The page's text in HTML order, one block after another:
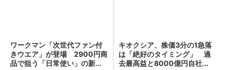
ワークマン「次世代ファン付
きウエア」が登場 2900円商
品で狙う「日常使い」の新...
キオクシア、株価3分の1急落
は「絶好のタイミング」 過
去最高益と8000億円自社...